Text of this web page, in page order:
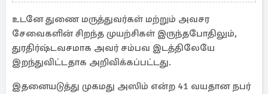
உடனே துணை மருத்துவர்கள் மற்றும் அவசர
சேவைகளின் சிறந்த முயற்சிகள் இருந்தபோதிலும்,
துரதிர்ஷ்டவசமாக அவர் சம்பவ இடத்திலேயே
இறந்துவிட்டதாக அறிவிக்கப்பட்டது.
இதனையடுத்து முகமது அஸிம் என்ற 41 வயதான நபர்